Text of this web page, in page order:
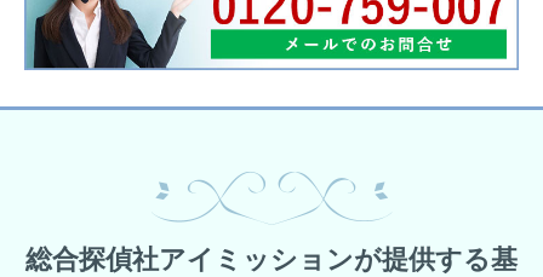
総合探偵社アイミッションが提供する基